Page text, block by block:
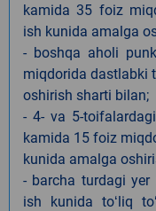
kamida 35 foiz
ish kunida amalga
- boshqa aholi
miqdorida dastlabki
oshirish sharti bilan;
- 4- va 5-
kamida 15 foiz
kunida amalga
- barcha turdagi yer
ish kunida toʻliq